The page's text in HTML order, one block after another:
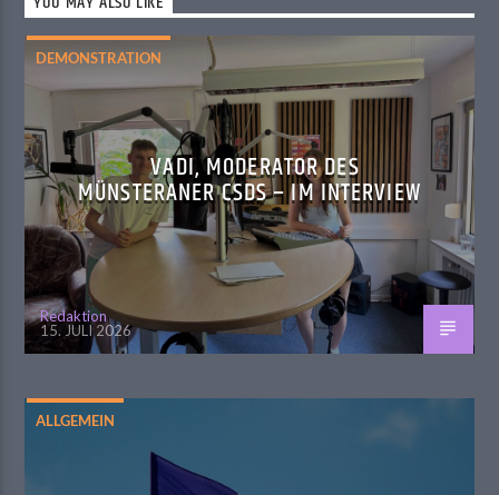
DEMONSTRATION
VADI, MODERATOR DES
MÜNSTERANER CSDS – IM INTERVIEW
Redaktion
15. JULI 2026
ALLGEMEIN